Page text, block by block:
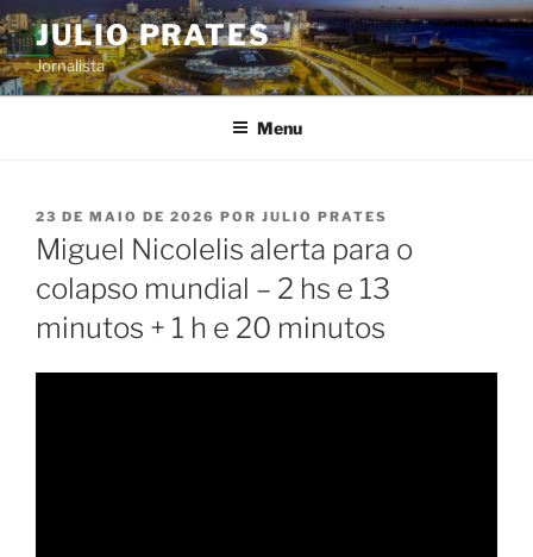
Pular
para
o
conteúdo
JULIO PRATES
Jornalista
Menu
PUBLICADO
EM
23 DE MAIO DE 2026 POR JULIO PRATES
Miguel Nicolelis alerta para o
colapso mundial – 2 hs e 13
minutos + 1 h e 20 minutos